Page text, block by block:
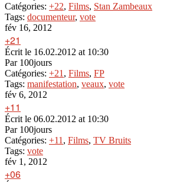
Catégories: +22, Films, Stan Zambeaux
Tags: documenteur, vote
fév 16, 2012
+21
Écrit le 16.02.2012 at 10:30
Par100jours
Catégories: +21 , Films, FP
Tags: manifestation, veaux, vote
fév 6, 2012
+11
Écrit le 06.02.2012 at 10:30
Par100jours
Catégories: +11 , Films, TV Bruits
Tags: vote
fév 1, 2012
+06